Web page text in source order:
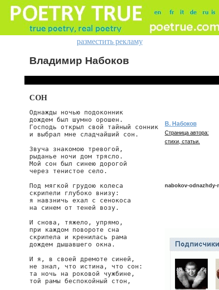
разместить рекламу
Владимир Набоков
СОН
Однажды ночью подоконник
дождем был шумно орошен.
Господь открыл свой тайный сонник
и выбрал мне сладчайший сон.
Звуча знакомою тревогой,
рыданье ночи дом трясло.
Мой сон был синею дорогой
через тенистое село.
Под мягкой грудою колеса
скрипели глубоко внизу:
я навзничь ехал с сенокоса
на синем от теней возу.
И снова, тяжело, упрямо,
при каждом повороте сна
скрипела и кренилась рама
дождем дышавшего окна.
И я, в своей дремоте синей,
не знал, что истина, что сон:
та ночь на роковой чужбине,
той рамы беспокойный стон,
В. Набоков
Страница автора:
стихи, статьи.
nabokov-